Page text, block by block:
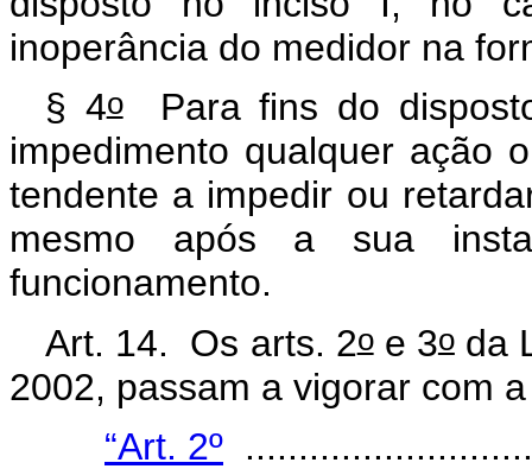
inoperância do medidor na
§ 4oPara fins do
impedimento qualquer ação
tendente a impedir ou
mesmo após a sua
funcionamento.
Art. 14. Os arts. 2oe 3oda
2002, passam a vigorar com
“Art. 2º